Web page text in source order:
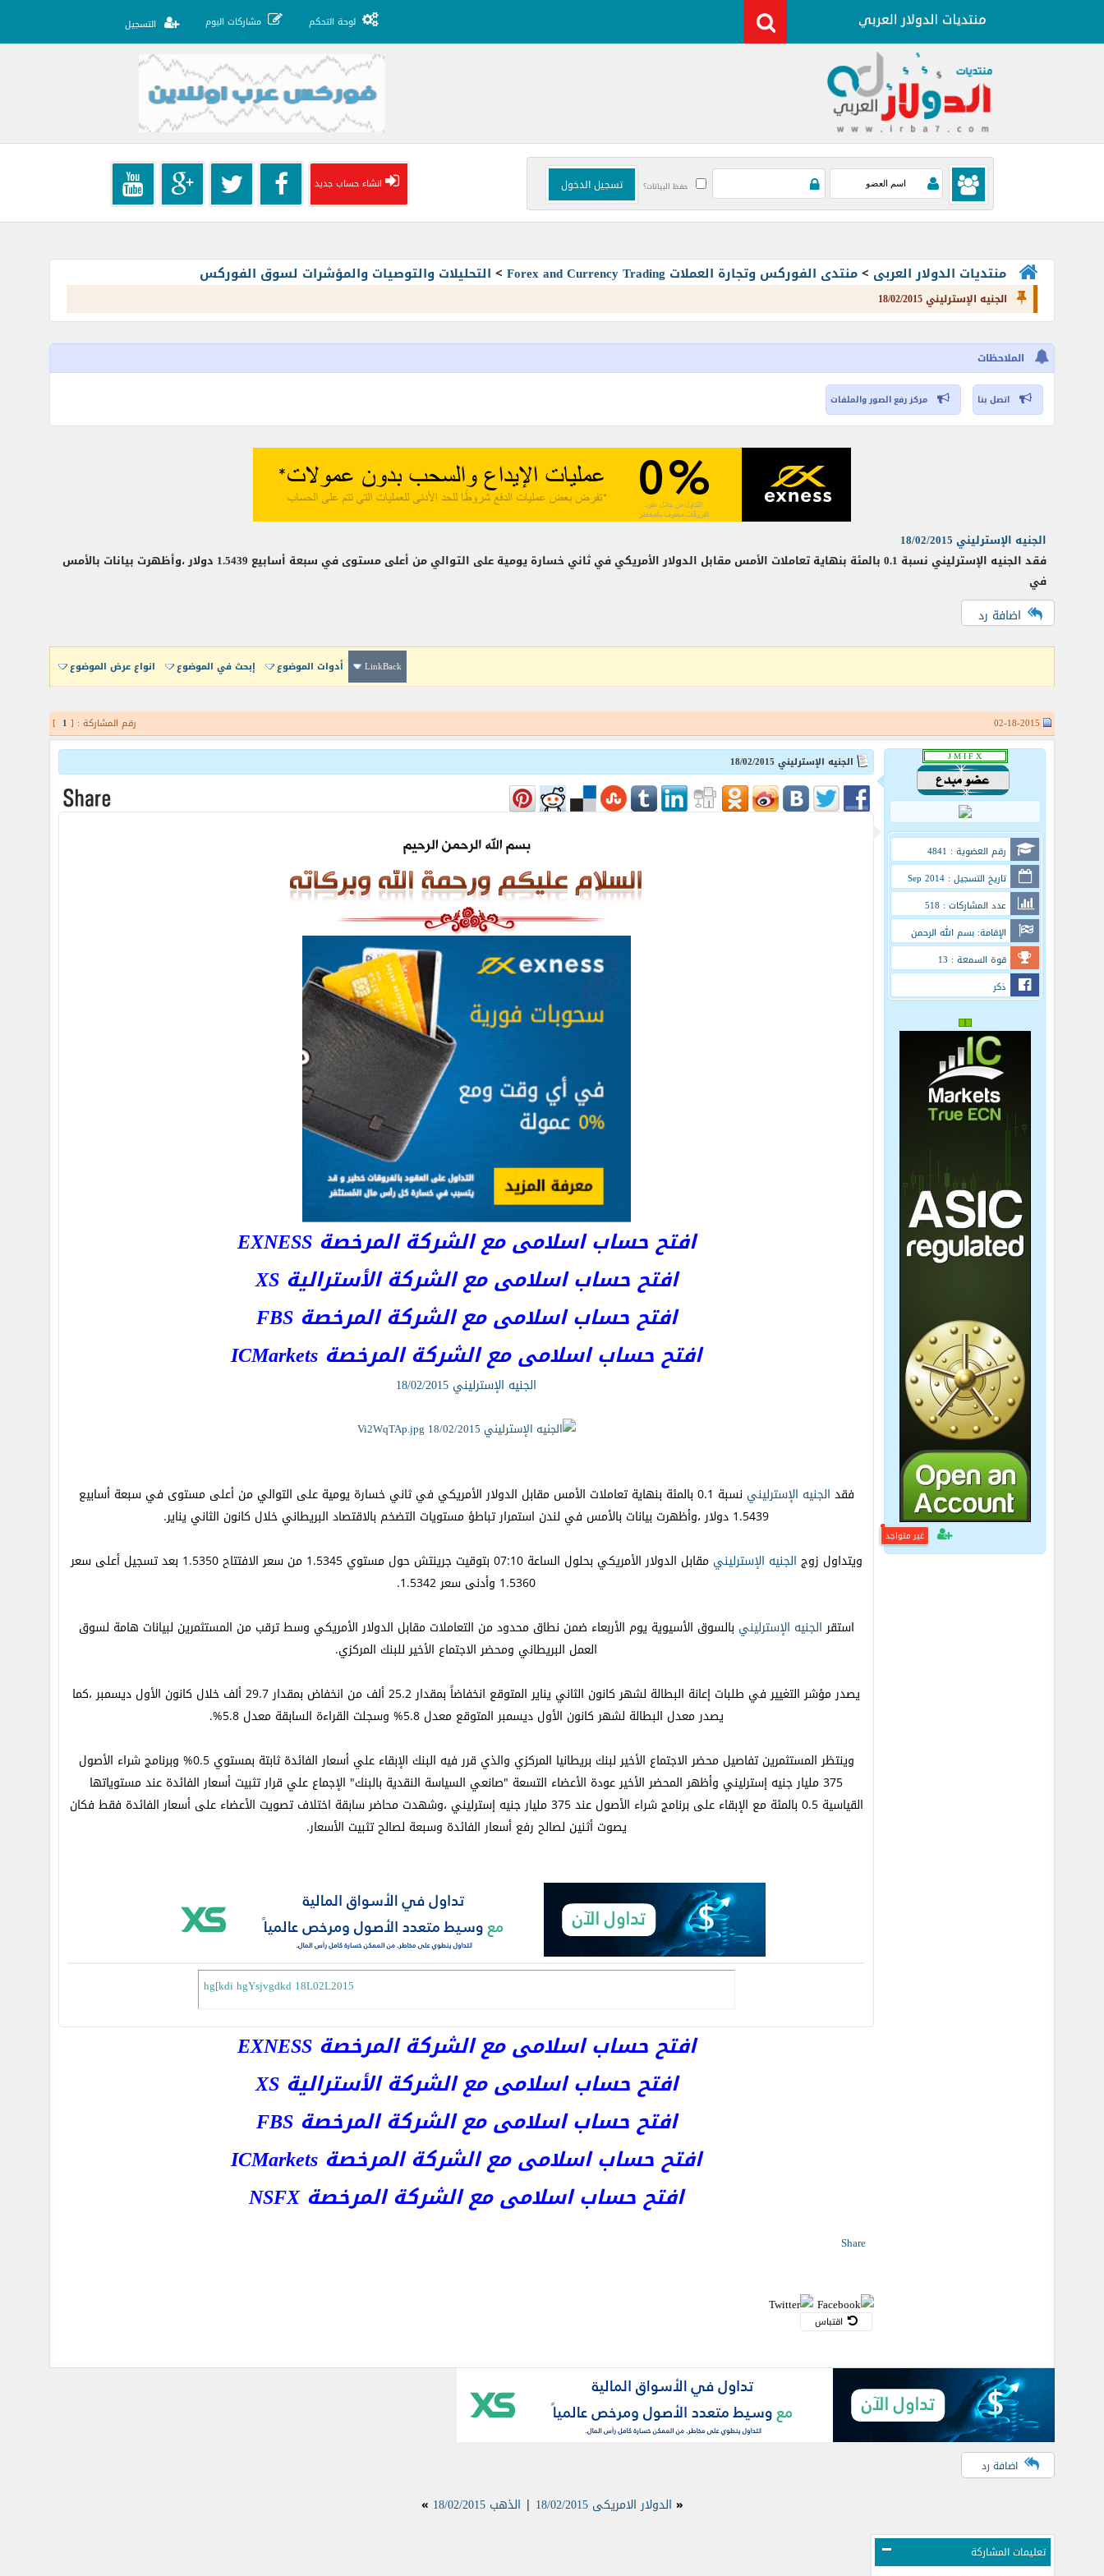
لوحة التحكم مشاركات اليوم التسجيل
حفظ البيانات؟ انشاء حساب جديد
منتديات الدولار العربى >منتدى الفوركس وتجارة العملات Forex and Currency Trading > التحليلات والتوصيات والمؤشرات لسوق الفوركس
الجنيه الإسترليني 18/02/2015
الملاحظات
اتصل بنا مركز رفع الصور والملفات
الجنيه الإسترليني 18/02/2015
فقد الجنيه الإسترليني نسبة 0.1 بالمئة بنهاية تعاملات الأمس مقابل الدولار الأمريكي في ثاني خسارة يومية على التوالي من أعلى مستوى في سبعة أسابيع 1.5439 دولار ،وأظهرت بيانات بالأمس
في
اضافة رد
LinkBack أدوات الموضوع إبحث في الموضوع انواع عرض الموضوع
رقم المشاركة : [ 1
]
رقم العضوية : 4841
تاريخ التسجيل : Sep 2014
عدد المشاركات : 518
الإقامة: بسم الله الرحمن
الرحيم
قوة السمعة : 13
ذكر
غير متواجد
الجنيه الإسترليني 18/02/2015
افتح حساب اسلامى مع الشركة المرخصة EXNESS
افتح حساب اسلامى مع الشركة الأسترالية XS
افتح حساب اسلامى مع الشركة المرخصة FBS
افتح حساب اسلامى مع الشركة المرخصة ICMarkets
الجنيه الإسترليني 18/02/2015
فقد الجنيه الإسترليني
نسبة 0.1 بالمئة بنهاية تعاملات الأمس مقابل الدولار الأمريكي في ثاني خسارة يومية على التوالي من أعلى مستوى في سبعة أسابيع
1.5439 دولار ،وأظهرت بيانات بالأمس في لندن استمرار تباطؤ مستويات التضخم بالاقتصاد البريطاني خلال كانون الثاني يناير.
ويتداول زوج الجنيه الإسترليني
مقابل الدولار الأمريكي بحلول الساعة 07:10 بتوقيت جرينتش حول مستوي 1.5345 من سعر الافتتاح 1.5350 بعد تسجيل أعلى سعر
1.5360 وأدنى سعر 1.5342.
استقرالجنيه الإسترليني بالسوق الأسيوية يوم الأربعاء ضمن نطاق محدود من التعاملات مقابل الدولار الأمريكي وسط ترقب من المستثمرين لبيانات هامة لسوق
العمل البريطاني ومحضر الاجتماع الأخير للبنك المركزي.
يصدر مؤشر التغيير في طلبات إعانة البطالة لشهر كانون الثاني يناير المتوقع انخفاضاً بمقدار 25.2 ألف من انخفاض بمقدار 29.7 ألف خلال كانون الأول ديسمبر ،كما
يصدر معدل البطالة لشهر كانون الأول ديسمبر المتوقع معدل 5.8% وسجلت القراءة السابقة معدل 5.8%.
وينتظر المستثمرين تفاصيل محضر الاجتماع الأخير لبنك بريطانيا المركزي والذي قرر فيه البنك الإبقاء علي أسعار الفائدة ثابتة بمستوي 0.5% وبرنامج شراء الأصول
375 مليار جنيه إسترليني وأظهر المحضر الأخير عودة الأعضاء التسعة "صانعي السياسة النقدية بالبنك" الإجماع علي قرار تثبيت أسعار الفائدة عند مستوياتها
القياسية 0.5 بالمئة مع الإبقاء على برنامج شراء الأصول عند 375 مليار جنيه إسترليني ،وشهدت محاضر سابقة اختلاف تصويت الأعضاء على أسعار الفائدة فقط فكان
يصوت أثنين لصالح رفع أسعار الفائدة وسبعة لصالح تثبيت الأسعار.
hg[kdi hgYsjvgdkd 18L02L2015
افتح حساب اسلامى مع الشركة المرخصة EXNESS
افتح حساب اسلامى مع الشركة الأسترالية XS
افتح حساب اسلامى مع الشركة المرخصة FBS
افتح حساب اسلامى مع الشركة المرخصة ICMarkets
افتح حساب اسلامى مع الشركة المرخصة NSFX
Share
اقتباس
اضافة رد
« الدولار الامريكى 18/02/2015 | الذهب 18/02/2015 »
تعليمات المشاركة